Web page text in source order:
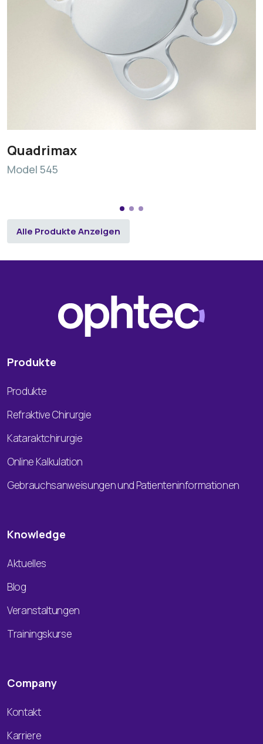
Quadrimax
Model 545
Alle Produkte Anzeigen
Produkte
Produkte
Refraktive Chirurgie
Kataraktchirurgie
Online Kalkulation
Gebrauchsanweisungen und Patienteninformationen
Knowledge
Aktuelles
Blog
Veranstaltungen
Trainingskurse
Company
Kontakt
Karriere